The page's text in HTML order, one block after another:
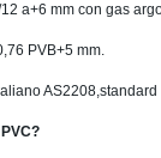
a+6 mm con gas
PVB+5 mm.
?